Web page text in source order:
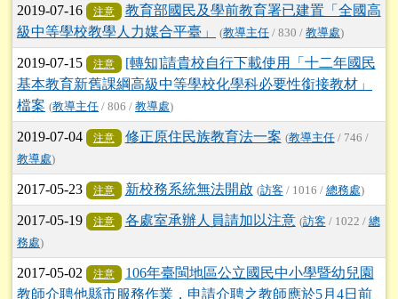
2019-07-16 注意
教育部國民及學前教育署已建置「全國高
級中等學校教學人力媒合平臺」
(教導主任 / 830 / 教導處)
2019-07-15 注意
[轉知]請貴校自行下載使用「十二年國民
基本教育新舊課綱高級中等學校化學科必要性銜接教材」
檔案 (教導主任 / 806 / 教導處)
2019-07-04 注意 修正原住民族教育法一案 (教導主任/ 746 /
教導處)
2017-05-23 注意 新校務系統無法開啟 (訪客 / 1016 / 總務處)
2017-05-19 注意 各處室承辦人員請加以注意 (訪客 / 1022 / 總
務處)
2017-05-02 注意
106年臺閩地區公立國民中小學暨幼兒園
教師介聘他縣市服務作業，申請介聘之教師應於5月4日前